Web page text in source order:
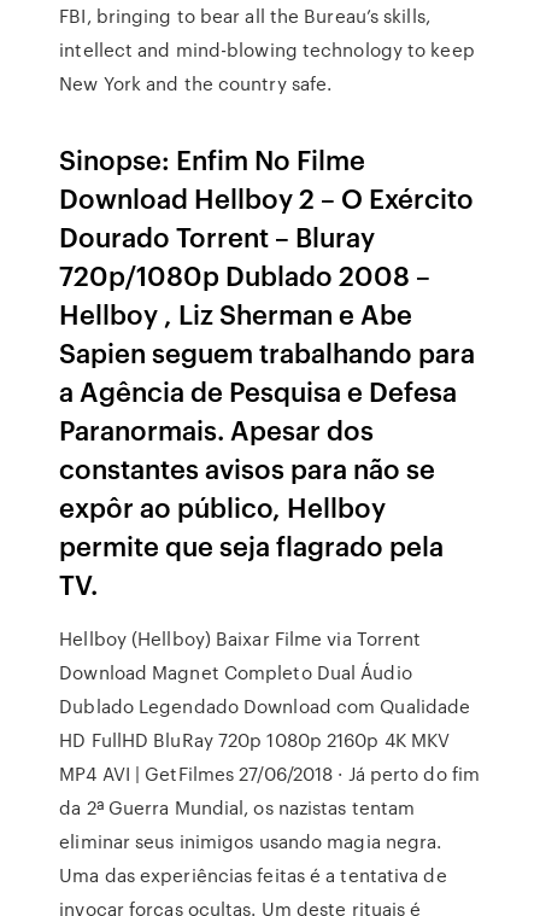
FBI, bringing to bear all the Bureau’s skills,
intellect and mind-blowing technology to keep
New York and the country safe.
Sinopse: Enfim No Filme
Download Hellboy 2 – O Exército
Dourado Torrent – Bluray
720p/1080p Dublado 2008 –
Hellboy , Liz Sherman e Abe
Sapien seguem trabalhando para
a Agência de Pesquisa e Defesa
Paranormais. Apesar dos
constantes avisos para não se
expôr ao público, Hellboy
permite que seja flagrado pela
TV.
Hellboy (Hellboy) Baixar Filme via Torrent
Download Magnet Completo Dual Áudio
Dublado Legendado Download com Qualidade
HD FullHD BluRay 720p 1080p 2160p 4K MKV
MP4 AVI | GetFilmes 27/06/2018 · Já perto do fim
da 2ª Guerra Mundial, os nazistas tentam
eliminar seus inimigos usando magia negra.
Uma das experiências feitas é a tentativa de
invocar forças ocultas. Um deste rituais é